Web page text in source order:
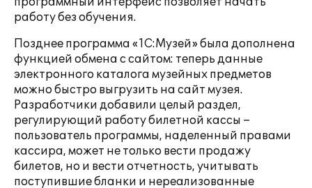
работу без обучения.
Позднее программа «1С:Музей» была дополнена
функцией обмена с сайтом: теперь данные
электронного каталога музейных предметов
можно быстро выгрузить на сайт музея.
Разработчики добавили целый раздел,
регулирующий работу билетной кассы –
пользователь программы, наделенный правами
кассира, может не только вести продажу
билетов, но и вести отчетность, учитывать
поступившие бланки и нереализованные